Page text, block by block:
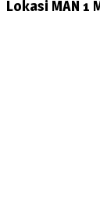
Lokasi MAN 1